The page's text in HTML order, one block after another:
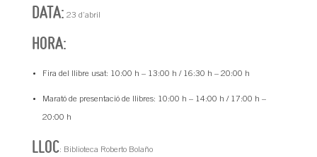
DATA: 23 d’abril
HORA:
Fira del llibre usat: 10:00 h – 13:00 h / 16:30 h – 20:00 h
Marató de presentació de llibres: 10:00 h – 14:00 h / 17:00 h –
20:00 h
LLOC: Biblioteca Roberto Bolaño